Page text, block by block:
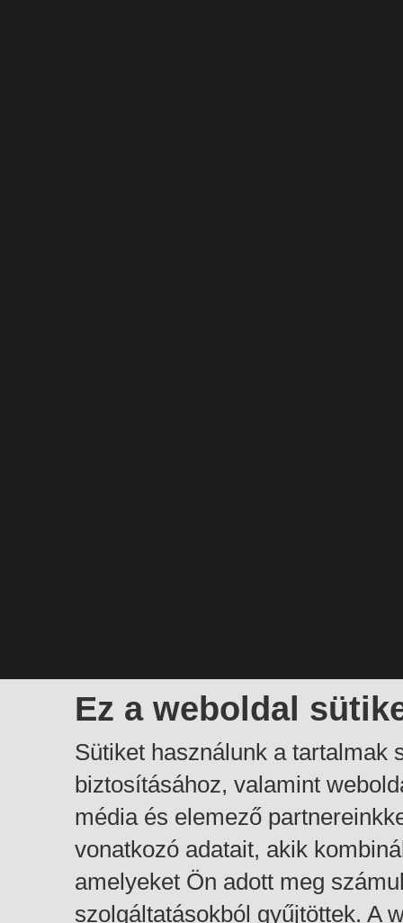
Ez a weboldal
Sütiket használunk a tartalmak
biztosításához, valamint
média és elemező
vonatkozó adatait, akik
amelyeket Ön adott meg
szolgáltatásokból gyűjtöttek. A